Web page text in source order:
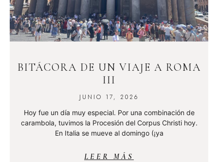
BITÁCORA DE UN VIAJE A ROMA
III
JUNIO 17, 2026
Hoy fue un día muy especial. Por una combinación de
carambola, tuvimos la Procesión del Corpus Christi hoy.
En Italia se mueve al domingo (¡ya
LEER MÁS